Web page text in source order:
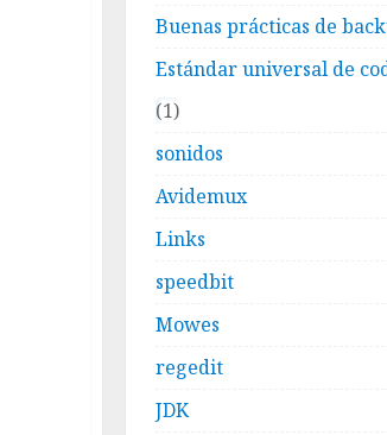
Buenas prácticas de
Estándar universal de
1
sonidos
Avidemux
Links
speedbit
Mowes
regedit
JDK